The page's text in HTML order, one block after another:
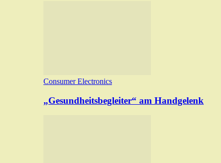
Consumer Electronics
„Gesundheitsbegleiter“ am Handgelenk